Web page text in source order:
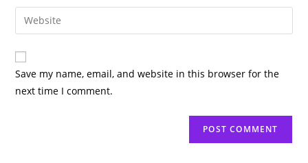
comment
email
address
comment
Enter
your
website
URL
(optional)
Save my name, email, and website in this browser for the
next time I comment.